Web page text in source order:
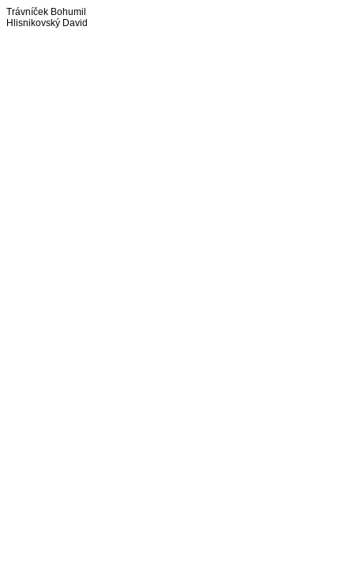
Trávníček Bohumil
Hlisnikovský David